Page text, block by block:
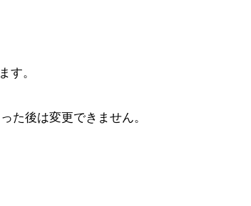
す。
た後は変更できません。